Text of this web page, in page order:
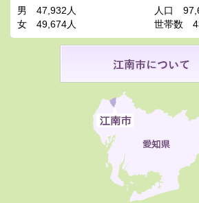
男
47,932人
女
49,674人
人口
世帯数